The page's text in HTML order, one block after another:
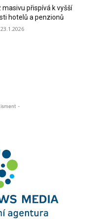
masivu přispívá k vyšší
hotelů a penzionů
23.1.2026
-